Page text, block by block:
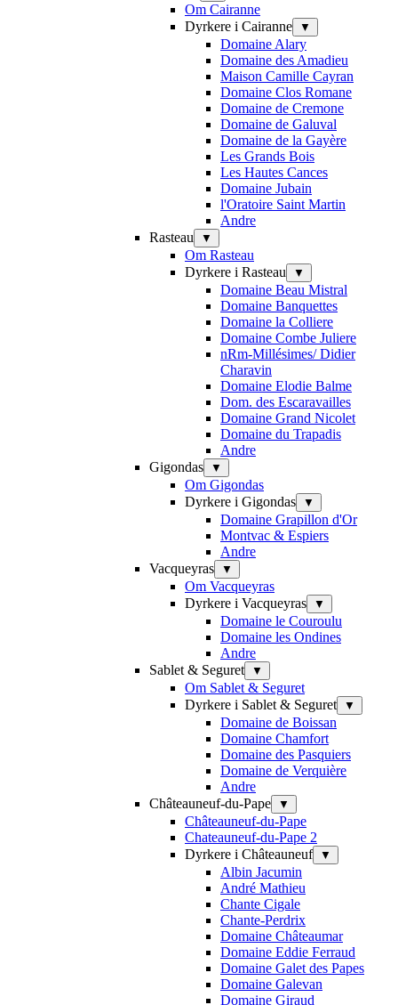
Om Cairanne
Dyrkere i Cairanne
▼
Domaine Alary
Domaine des Amadieu
Maison Camille Cayran
Domaine Clos Romane
Domaine de Cremone
Domaine de Galuval
Domaine de la Gayère
Les Grands Bois
Les Hautes Cances
Domaine Jubain
l'Oratoire Saint Martin
Andre
Rasteau
▼
Om Rasteau
Dyrkere i Rasteau
▼
Domaine Beau Mistral
Domaine Banquettes
Domaine la Colliere
Domaine Combe Juliere
nRm-Millésimes/ Didier
Charavin
Domaine Elodie Balme
Dom. des Escaravailles
Domaine Grand Nicolet
Domaine du Trapadis
Andre
Gigondas
▼
Om Gigondas
Dyrkere i Gigondas
▼
Domaine Grapillon d'Or
Montvac & Espiers
Andre
Vacqueyras
▼
Om Vacqueyras
Dyrkere i Vacqueyras
▼
Domaine le Couroulu
Domaine les Ondines
Andre
Sablet & Seguret
▼
Om Sablet & Seguret
Dyrkere i Sablet & Seguret
▼
Domaine de Boissan
Domaine Chamfort
Domaine des Pasquiers
Domaine de Verquière
Andre
Châteauneuf-du-Pape
▼
Châteauneuf-du-Pape
Chateauneuf-du-Pape 2
Dyrkere i Châteauneuf
▼
Albin Jacumin
André Mathieu
Chante Cigale
Chante-Perdrix
Domaine Châteaumar
Domaine Eddie Ferraud
Domaine Galet des Papes
Domaine Galevan
Domaine Giraud